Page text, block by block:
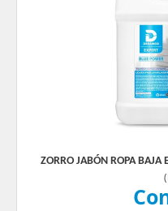
ZORRO JABÓN ROPA BAJA
(